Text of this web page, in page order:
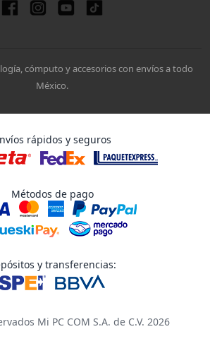
cómputo y accesorios con envíos a todo
México.
rápidos y seguros
Métodos de pago
y transferencias:
Mi PC COM S.A. de C.V. 2026